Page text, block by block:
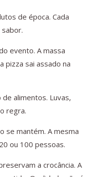
de época. Cada
evento. A massa
pizza sai assado na
alimentos. Luvas,
regra.
se mantém. A mesma
ou 100 pessoas.
a crocância. A